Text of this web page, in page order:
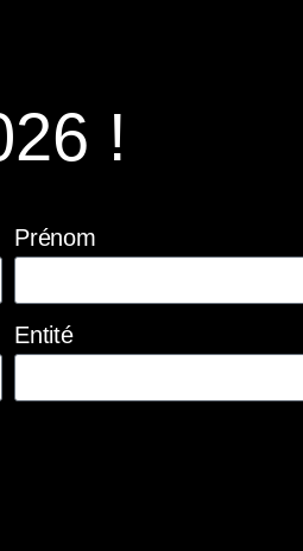
!
Prénom
Entité